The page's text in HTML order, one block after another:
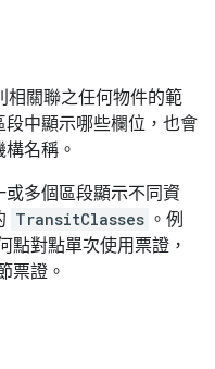
相關聯之任何物件的範
中顯示哪些欄位，也會
名稱。
多個區段顯示不同資
TransitClasses 。例
點對點單次使用票證，
票證。